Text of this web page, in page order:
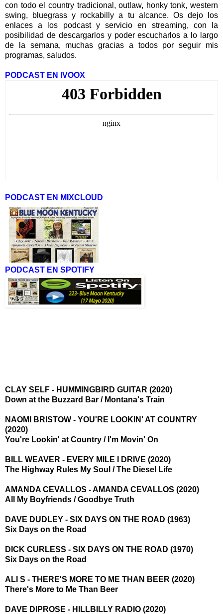
con todo el country tradicional, outlaw, honky tonk, western
swing, bluegrass y rockabilly a tu alcance. Os dejo los
enlaces a los podcast y servicio en streaming, con la
posibilidad de descargarlos y poder escucharlos a lo largo
de la semana, muchas gracias a todos por seguir mis
programas, saludos.
PODCAST EN IVOOX
PODCAST EN MIXCLOUD
PODCAST EN SPOTIFY
CLAY SELF - HUMMINGBIRD GUITAR (2020)
Down at the Buzzard Bar / Montana's Train
NAOMI BRISTOW - YOU'RE LOOKIN' AT COUNTRY
(2020)
You're Lookin' at Country / I'm Movin' On
BILL WEAVER - EVERY MILE I DRIVE (2020)
The Highway Rules My Soul / The Diesel Life
AMANDA CEVALLOS - AMANDA CEVALLOS (2020)
All My Boyfriends / Goodbye Truth
DAVE DUDLEY - SIX DAYS ON THE ROAD (1963)
Six Days on the Road
DICK CURLESS - SIX DAYS ON THE ROAD (1970)
Six Days on the Road
ALI S - THERE'S MORE TO ME THAN BEER (2020)
There's More to Me Than Beer
DAVE DIPROSE - HILLBILLY RADIO (2020)